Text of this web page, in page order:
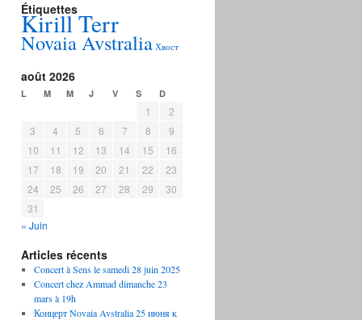
Étiquettes
Kirill Terr
Novaia Avstralia Хвост
août 2026
L M M J V S D
1
2
3
4 5 6 7 8
9
10
11 12 13 14 15
16
17
18 19 20 21 22
23
24
25 26 27 28 29
30
31
« Juin
Articles récents
Concert à Sens le samedi 28 juin 2025
Concert chez Ammad dimanche 23
mars à 19h
Концерт Novaia Avstralia 25 июня к